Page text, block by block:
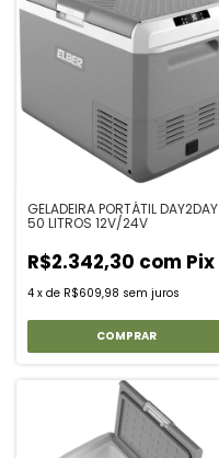
GELADEIRA PORTÁTIL DAY2DAY
50 LITROS 12V/24V
R$2.342,30 com Pix
4 x de R$609,98 sem juros